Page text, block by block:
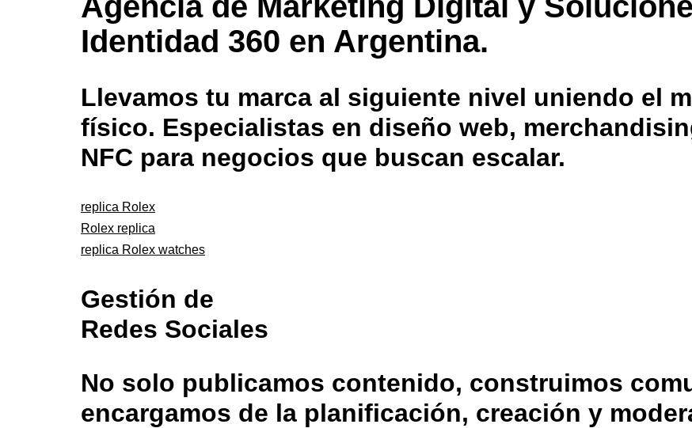
Identidad 360 en Argentina.
Llevamos tu marca al siguiente nivel uniendo el
físico. Especialistas en diseño web,
NFC para negocios que buscan escalar.
replica Rolex
Rolex replica
replica Rolex watches
Gestión de
Redes Sociales
No solo publicamos contenido, construimos
encargamos de la planificación, creación y